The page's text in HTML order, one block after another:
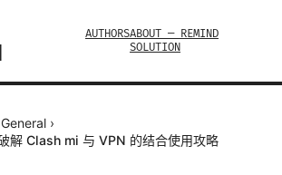
AUTHORSABOUT — REMIND
SOLUTION
General ›
解 Clash mi 与 VPN 的结合使用攻略